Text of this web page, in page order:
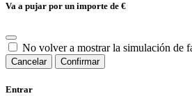
Va a pujar por un importe de €
No volver a mostrar la simulación de
Cancelar Confirmar
Entrar